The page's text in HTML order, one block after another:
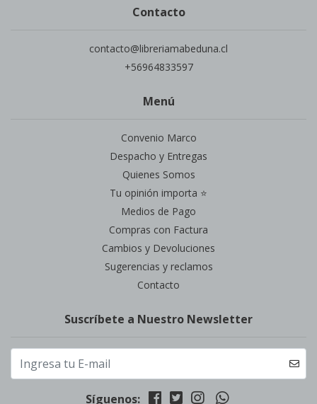
Contacto
contacto@libreriamabeduna.cl
+56964833597
Menú
Convenio Marco
Despacho y Entregas
Quienes Somos
Tu opinión importa ⭐
Medios de Pago
Compras con Factura
Cambios y Devoluciones
Sugerencias y reclamos
Contacto
Suscríbete a Nuestro Newsletter
Síguenos: